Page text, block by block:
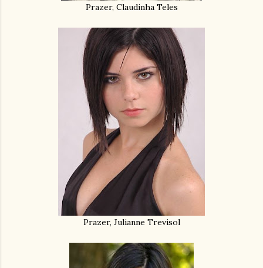
Prazer, Claudinha Teles
Prazer, Julianne Trevisol